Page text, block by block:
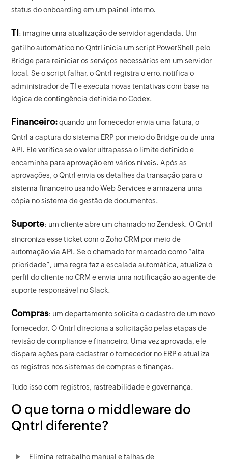
status do onboarding em um painel interno.
TI : imagine uma atualização de servidor agendada. Um
gatilho automático no Qntrl inicia um script PowerShell pelo
Bridge para reiniciar os serviços necessários em um servidor
local. Se o script falhar, o Qntrl registra o erro, notifica o
administrador de TI e executa novas tentativas com base na
lógica de contingência definida no Codex.
Financeiro:quando um fornecedor envia uma fatura, o
Qntrl a captura do sistema ERP por meio do Bridge ou de uma
API. Ele verifica se o valor ultrapassa o limite definido e
encaminha para aprovação em vários níveis. Após as
aprovações, o Qntrl envia os detalhes da transação para o
sistema financeiro usando Web Services e armazena uma
cópia no sistema de gestão de documentos.
Suporte: um cliente abre um chamado no Zendesk. O Qntrl
sincroniza esse ticket com o Zoho CRM por meio de
automação via API. Se o chamado for marcado como “alta
prioridade”, uma regra faz a escalada automática, atualiza o
perfil do cliente no CRM e envia uma notificação ao agente de
suporte responsável no Slack.
Compras: um departamento solicita o cadastro de um novo
fornecedor. O Qntrl direciona a solicitação pelas etapas de
revisão de compliance e financeiro. Uma vez aprovada, ele
dispara ações para cadastrar o fornecedor no ERP e atualiza
os registros nos sistemas de compras e finanças.
Tudo isso com registros, rastreabilidade e governança.
O que torna o middleware do
Qntrl diferente?
Elimina retrabalho manual e falhas de